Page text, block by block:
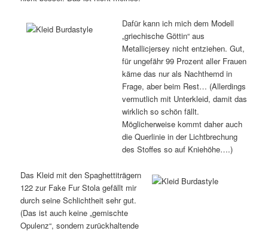
Dafür kann ich mich dem Modell
„griechische Göttin“ aus
Metallicjersey nicht entziehen. Gut,
für ungefähr 99 Prozent aller Frauen
käme das nur als Nachthemd in
Frage, aber beim Rest… (Allerdings
vermutlich mit Unterkleid, damit das
wirklich so schön fällt.
Möglicherweise kommt daher auch
die Querlinie in der Lichtbrechung
des Stoffes so auf Kniehöhe….)
Das Kleid mit den Spaghettiträgern
122 zur Fake Fur Stola gefällt mir
durch seine Schlichtheit sehr gut.
(Das ist auch keine „gemischte
Opulenz“, sondern zurückhaltende